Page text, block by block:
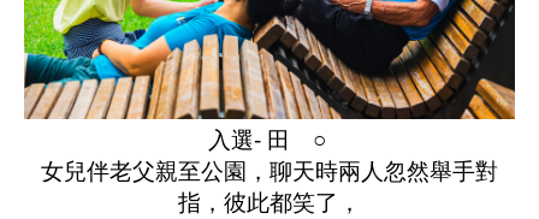
入選- 田 ○
女兒伴老父親至公園，聊天時兩人忽然舉手對
指，彼此都笑了，